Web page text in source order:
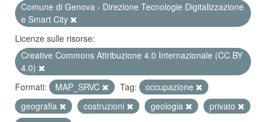
Comune di Genova - Direzione Tecnologie Digitalizzazione
e Smart City
Licenze sulle risorse:
Creative Commons Attribuzione 4.0 Internazionale (CC BY
4.0)
Formati:
MAP_SRVC Tag:
occupazione
geografia
costruzioni geologia
privato